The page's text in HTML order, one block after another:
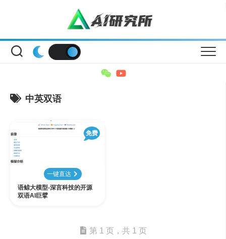
中英双语
免费
一键直达
语鲸大模型-深言科技的开源
双语AI巨擘
第 1 页，共 1 页